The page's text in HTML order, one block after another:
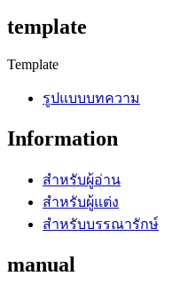
template
Template
รูปแบบบทความ
Information
สำหรับผู้อ่าน
สำหรับผู้แต่ง
สำหรับบรรณารักษ์
manual